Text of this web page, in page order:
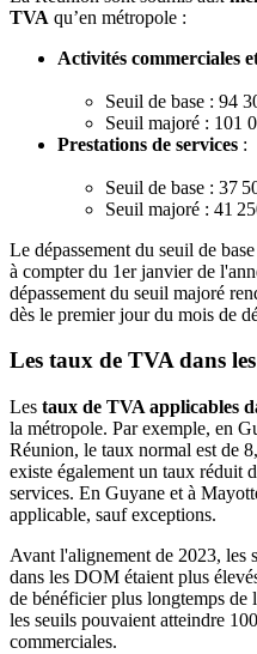
TVA qu’en métropole :
Activités commerciales
Seuil de base : 94
Seuil majoré : 101
Prestations de services :
Seuil de base : 37
Seuil majoré : 41
Le dépassement du seuil de
à compter du 1er janvier de
dépassement du seuil majoré
dès le premier jour du mois de
Les taux de TVA dans
Les taux de TVA applicables
la métropole. Par exemple, en
Réunion, le taux normal est de
existe également un taux réduit
services. En Guyane et à
applicable, sauf exceptions.
Avant l'alignement de 2023, les
dans les DOM étaient plus
de bénéficier plus longtemps
les seuils pouvaient atteindre
commerciales.